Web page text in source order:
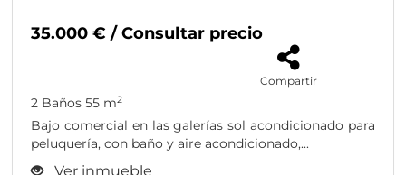
35.000 € / Consultar precio
Compartir
2 Baños 55 m2
Bajo comercial en las galerías sol acondicionado para
peluquería, con baño y aire acondicionado,...
Ver inmueble